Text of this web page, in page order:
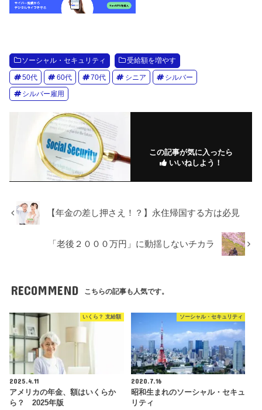
ソーシャル・セキュリティ 受給額を増やす
50代 60代 70代 シニア シルバー
シルバー雇用
この記事が気に入ったら
いいねしよう！
【年金の差し押さえ！？】永住帰国する方は必見
「老後２０００万円」に動揺しないチカラ
RECOMMEND こちらの記事も人気です。
いくら？ 支給額
2025.4.11
アメリカの年金、額はいくらか
ら？ 2025年版
ソーシャル・セキュリティ
2020.7.16
昭和生まれのソーシャル・セキュ
リティ